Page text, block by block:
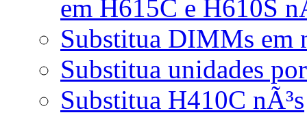
em H615C e H610S
Substitua DIMMs em
Substitua unidades
Substitua H410C nÃ³s